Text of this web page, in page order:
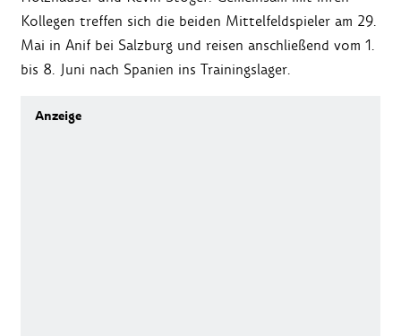
Kollegen treffen sich die beiden Mittelfeldspieler am 29.
Mai in Anif bei Salzburg und reisen anschließend vom 1.
bis 8. Juni nach Spanien ins Trainingslager.